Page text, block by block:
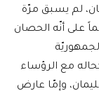
لم يسبق مرّة
على أنّه الحصان
مع الرؤساء
وإمّا عارض